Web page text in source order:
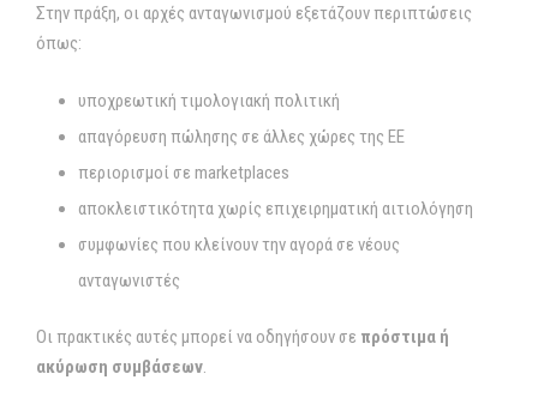
Στην πράξη, οι αρχές ανταγωνισμού εξετάζουν περιπτώσεις
όπως:
υποχρεωτική τιμολογιακή πολιτική
απαγόρευση πώλησης σε άλλες χώρες της ΕΕ
περιορισμοί σε marketplaces
αποκλειστικότητα χωρίς επιχειρηματική αιτιολόγηση
συμφωνίες που κλείνουν την αγορά σε νέους
ανταγωνιστές
Οι πρακτικές αυτές μπορεί να οδηγήσουν σε πρόστιμα ή
ακύρωση συμβάσεων.